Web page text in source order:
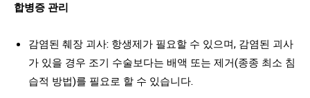
합병증 관리
감염된 췌장 괴사: 항생제가 필요할 수 있으며, 감염된 괴사
가 있을 경우 조기 수술보다는 배액 또는 제거(종종 최소 침
습적 방법)를 필요로 할 수 있습니다.